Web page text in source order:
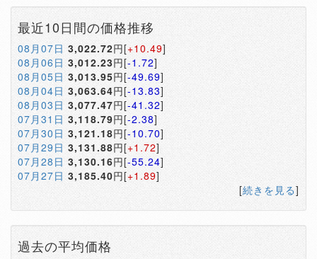
最近10日間の価格推移
08月07日 3,022.72円[+10.49]
08月06日 3,012.23円[-1.72]
08月05日 3,013.95円[-49.69]
08月04日 3,063.64円[-13.83]
08月03日 3,077.47円[-41.32]
07月31日 3,118.79円[-2.38]
07月30日 3,121.18円[-10.70]
07月29日 3,131.88円[+1.72]
07月28日 3,130.16円[-55.24]
07月27日 3,185.40円[+1.89]
[続きを見る]
過去の平均価格